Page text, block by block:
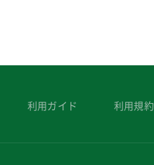
利用ガイド 利用規約